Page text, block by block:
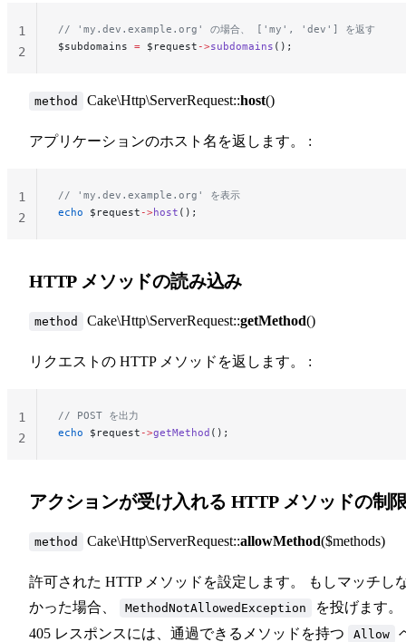
// 'my.dev.example.org' の場合、 ['my', 'dev'] を返す
$subdomains = $request ->subdomains ();
1
2
method Cake\Http\ServerRequest::host()
アプリケーションのホスト名を返します。 :
// 'my.dev.example.org' を表示
echo $request ->host ();
1
2
HTTP メソッドの読み込み
method Cake\Http\ServerRequest::getMethod()
リクエストの HTTP メソッドを返します。 :
// POST を出力
echo $request ->getMethod ();
1
2
アクションが受け入れる HTTP メソッドの制
method Cake\Http\ServerRequest::allowMethod($methods)
許可された HTTP メソッドを設定します。 もしマッチし
かった場合、
MethodNotAllowedException
を投げます。
405 レスポンスには、通過できるメソッドを持つ
Allow